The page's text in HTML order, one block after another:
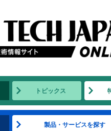
トピックス
製品・サービスを探す